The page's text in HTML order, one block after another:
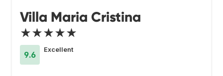
Villa Maria Cristina
★★★★★
9.6
Excellent